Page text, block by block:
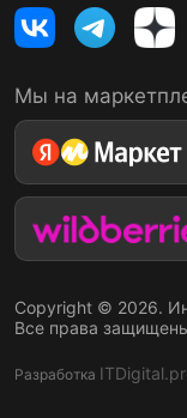
Мы на
Copyright © 2026.
Все права
Разработка